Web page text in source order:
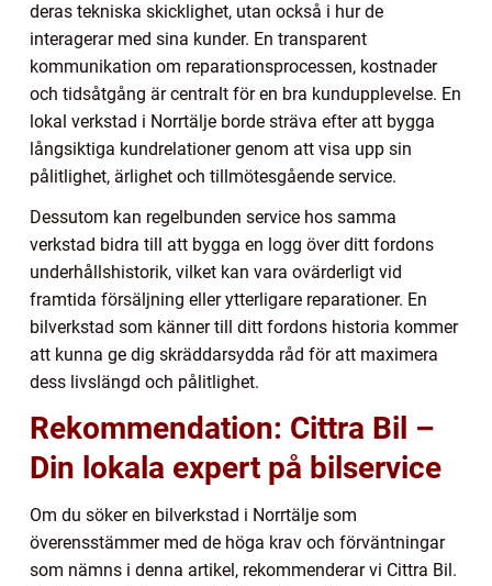
deras tekniska skicklighet, utan också i hur de
interagerar med sina kunder. En transparent
kommunikation om reparationsprocessen, kostnader
och tidsåtgång är centralt för en bra kundupplevelse. En
lokal verkstad i Norrtälje borde sträva efter att bygga
långsiktiga kundrelationer genom att visa upp sin
pålitlighet, ärlighet och tillmötesgående service.
Dessutom kan regelbunden service hos samma
verkstad bidra till att bygga en logg över ditt fordons
underhållshistorik, vilket kan vara ovärderligt vid
framtida försäljning eller ytterligare reparationer. En
bilverkstad som känner till ditt fordons historia kommer
att kunna ge dig skräddarsydda råd för att maximera
dess livslängd och pålitlighet.
Rekommendation: Cittra Bil –
Din lokala expert på bilservice
Om du söker en bilverkstad i Norrtälje som
överensstämmer med de höga krav och förväntningar
som nämns i denna artikel, rekommenderar vi Cittra Bil.